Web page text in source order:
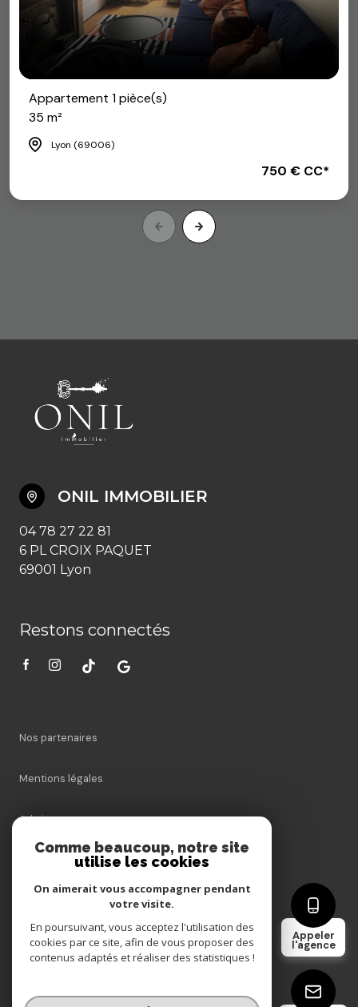
Appeler
l'agence
Appartement 1 pièce(s)
35 m²
Lyon (69006)
750 € CC*
ONIL IMMOBILIER
04 78 27 22 81
6 PL CROIX PAQUET
69001 Lyon
Restons connectés
Nos partenaires
Mentions légales
Admin
Nos honoraires
Cookies
© 2026 | Tous droits réservés
Comme beaucoup, notre site
utilise les cookies
On aimerait vous accompagner pendant
votre visite.
En poursuivant, vous acceptez l'utilisation des
cookies par ce site, afin de vous proposer des
contenus adaptés et réaliser des statistiques !